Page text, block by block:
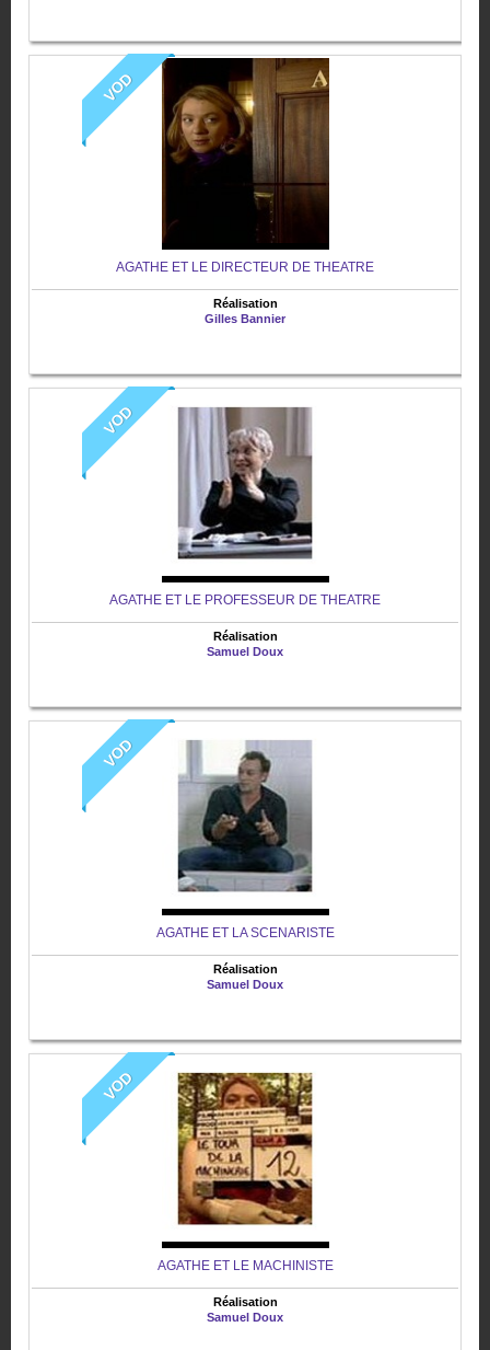
VOD
AGATHE ET LE DIRECTEUR DE THEATRE
Réalisation
Gilles Bannier
VOD
AGATHE ET LE PROFESSEUR DE THEATRE
Réalisation
Samuel Doux
VOD
AGATHE ET LA SCENARISTE
Réalisation
Samuel Doux
VOD
AGATHE ET LE MACHINISTE
Réalisation
Samuel Doux